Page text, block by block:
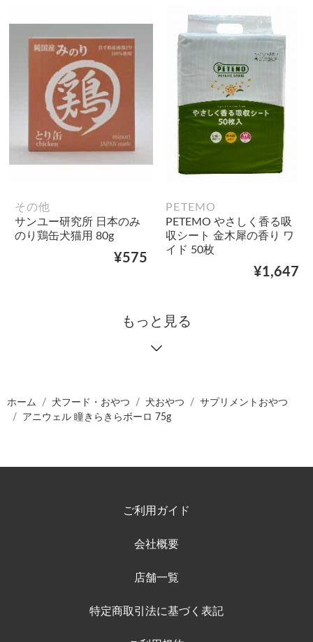
その他
サンユー研究所 日本のみ
のり鶏缶犬猫用 80g
¥575
PETEMO
PETEMO やさしく香る吸
収シート 金木犀の香り ワ
イド 50枚
¥1,647
もっと見る
ホーム 犬フード・おやつ 犬おやつ
サプリメントおやつ
アニウェル 瞳きらきらボーロ 75g
ご利用ガイド
会社概要
店舗一覧
特定商取引法に基づく表記